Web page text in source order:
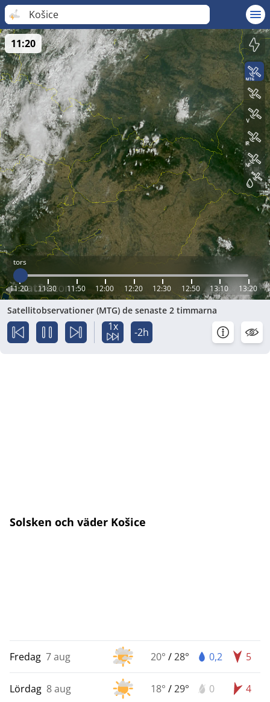
Košice
tors
11:20 11:30 11:50 12:00 12:20 12:30 12:50 13:10 13:20
11:20
Satellitobservationer (MTG) de senaste 2 timmarna
1x -2h
Solsken och väder Košice
Fredag 7 aug 20° /28° 0,2 5
Lördag 8 aug 18° /29° 0 4